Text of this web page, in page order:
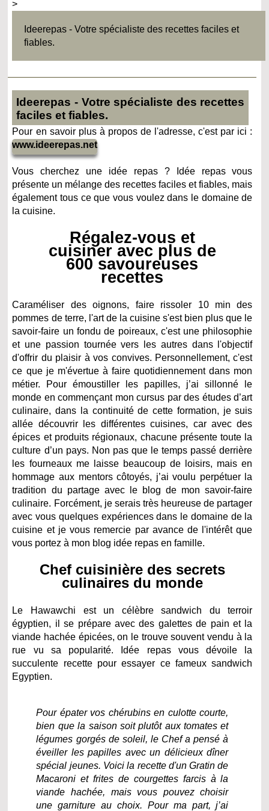
>
Ideerepas - Votre spécialiste des recettes faciles et
fiables.
Ideerepas - Votre spécialiste des recettes
faciles et fiables.
Pour en savoir plus à propos de l'adresse, c'est par ici :
www.ideerepas.net
Vous cherchez une idée repas ? Idée repas vous
présente un mélange des recettes faciles et fiables, mais
également tous ce que vous voulez dans le domaine de
la cuisine.
Régalez-vous et
cuisiner avec plus de
600 savoureuses
recettes
Caraméliser des oignons, faire rissoler 10 min des
pommes de terre, l'art de la cuisine s'est bien plus que le
savoir-faire un fondu de poireaux, c'est une philosophie
et une passion tournée vers les autres dans l'objectif
d'offrir du plaisir à vos convives. Personnellement, c'est
ce que je m'évertue à faire quotidiennement dans mon
métier. Pour émoustiller les papilles, j’ai sillonné le
monde en commençant mon cursus par des études d’art
culinaire, dans la continuité de cette formation, je suis
allée découvrir les différentes cuisines, car avec des
épices et produits régionaux, chacune présente toute la
culture d’un pays. Non pas que le temps passé derrière
les fourneaux me laisse beaucoup de loisirs, mais en
hommage aux mentors côtoyés, j’ai voulu perpétuer la
tradition du partage avec le blog de mon savoir-faire
culinaire. Forcément, je serais très heureuse de partager
avec vous quelques expériences dans le domaine de la
cuisine et je vous remercie par avance de l'intérêt que
vous portez à mon blog idée repas en famille.
Chef cuisinière des secrets
culinaires du monde
Le Hawawchi est un célèbre sandwich du terroir
égyptien, il se prépare avec des galettes de pain et la
viande hachée épicées, on le trouve souvent vendu à la
rue vu sa popularité. Idée repas vous dévoile la
succulente recette pour essayer ce fameux sandwich
Egyptien.
Pour épater vos chérubins en culotte courte,
bien que la saison soit plutôt aux tomates et
légumes gorgés de soleil, le Chef a pensé à
éveiller les papilles avec un délicieux dîner
spécial jeunes. Voici la recette d'un Gratin de
Macaroniet frites de courgettesfarcis à la
viande hachée, mais vous pouvez choisir
une garniture au choix. Pour ma part, j’ai